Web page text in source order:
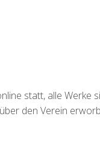
statt, alle Werke
den Verein